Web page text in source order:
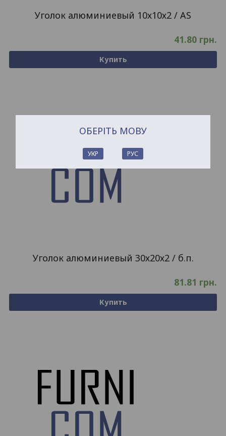
Уголок алюминиевый 10х10х2 / AS
41.80 грн.
Купить
Уголок алюминиевый 30х20х2 / б.п.
81.81 грн.
Купить
ОБЕРІТЬ МОВУ
УКР РУС